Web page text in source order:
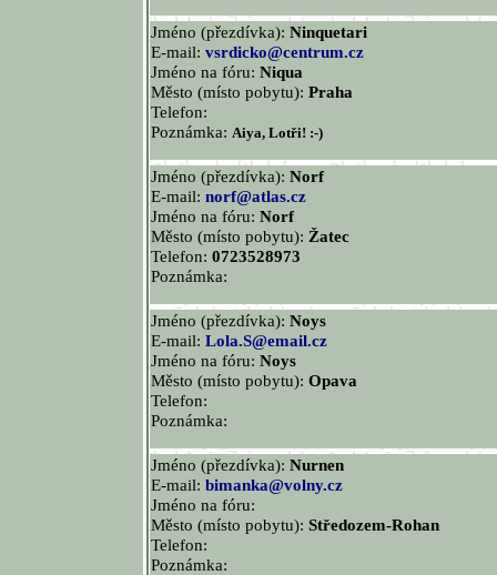
Jméno (přezdívka): Ninquetari
E-mail: vsrdicko@centrum.cz
Jméno na fóru: Niqua
Město (místo pobytu): Praha
Telefon:
Poznámka: Aiya, Lotři! :-)
Jméno (přezdívka): Norf
E-mail: norf@atlas.cz
Jméno na fóru: Norf
Město (místo pobytu): Žatec
Telefon: 0723528973
Poznámka:
Jméno (přezdívka): Noys
E-mail: Lola.S@email.cz
Jméno na fóru: Noys
Město (místo pobytu): Opava
Telefon:
Poznámka:
Jméno (přezdívka): Nurnen
E-mail: bimanka@volny.cz
Jméno na fóru:
Město (místo pobytu): Středozem-Rohan
Telefon:
Poznámka: